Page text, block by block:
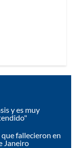
y es muy
fallecieron en
Janeiro